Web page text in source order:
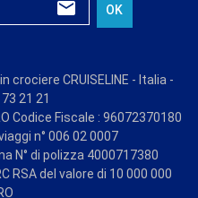
OK
crociere CRUISELINE - Italia -
21 21
Codice Fiscale : 96072370180
n° 006 02 0007
N° di polizza 4000717380
RSA del valore di 10 000 000